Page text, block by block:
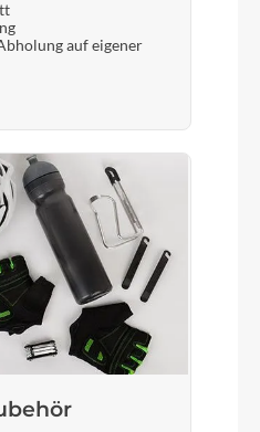
(Integrated Cable
1 1/2" (ZS 56mm),
(ZS 56mm), X-Connect
Plus 145
Air, Tapered, 15x110mm,
auf eigener